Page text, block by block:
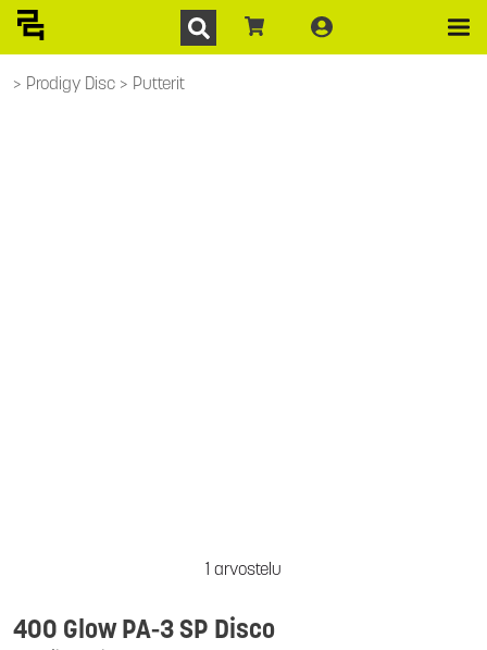
Prodigy Disc Putterit
1 arvostelu
400 Glow PA-3 SP Disco